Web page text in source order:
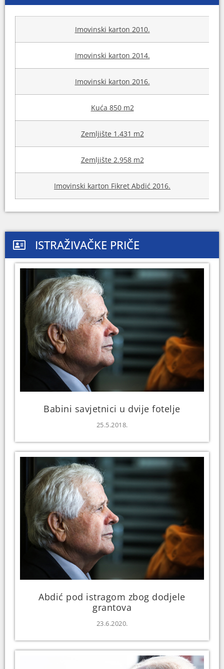
Imovinski karton 2010.
Imovinski karton 2014.
Imovinski karton 2016.
Kuća 850 m2
Zemljište 1.431 m2
Zemljište 2.958 m2
Imovinski karton Fikret Abdić 2016.
ISTRAŽIVAČKE PRIČE
Babini savjetnici u dvije fotelje
25.5.2018.
Abdić pod istragom zbog dodjele
grantova
23.6.2020.